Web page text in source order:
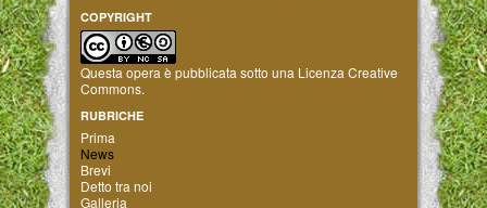
COPYRIGHT
Questa opera è pubblicata sotto una Licenza Creative
Commons.
RUBRICHE
Prima
News
Brevi
Detto tra noi
Galleria